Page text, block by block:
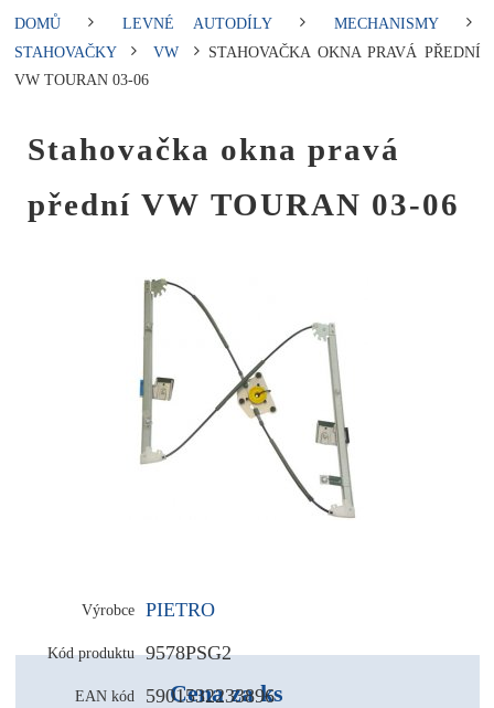
DOMŮ LEVNÉ AUTODÍLY
MECHANISMY
STAHOVAČKY
VW
STAHOVAČKA OKNA PRAVÁ PŘEDNÍ
VW TOURAN 03-06
Stahovačka okna pravá
přední VW TOURAN 03-06
Výrobce PIETRO
Kód produktu 9578PSG2
EAN kód 5901532233896
Cena za ks